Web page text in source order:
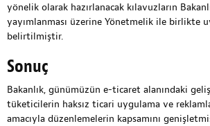
yönelik olarak hazırlanacak kılavuzların
yayımlanması üzerine Yönetmelik ile birlikte
belirtilmiştir.
Sonuç
Bakanlık, günümüzün e-ticaret alanındaki
tüketicilerin haksız ticari uygulama ve
amacıyla düzenlemelerin kapsamını